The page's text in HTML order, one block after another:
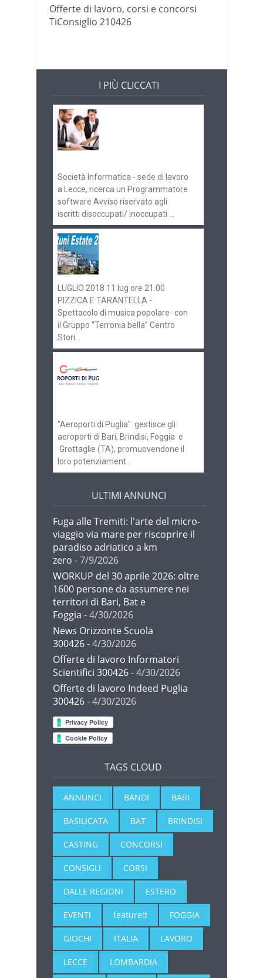
Offerte di lavoro, corsi e concorsi
TiConsiglio 210426
I PIÙ CLICCATI
Società Informatica - sede di lavoro
a Lecce, ricerca un Programmatore
software Avviso riservato agli
iscritti disoccupati/ inoccupati ...
LUGLIO 2018 11 lug ore 21.00
PIZZICA E TARANTELLA -
Spettacolo di musica popolare- con
il Gruppo “Terronia bella” Centro
Stori...
"Aeroporti di Puglia" gestisce gli
aeroporti di Bari, Brindisi, Foggia e
Grottaglie (TA), promuovendone il
loro potenziament...
ULTIMI ANNUNCI
Fuga alle Tremiti: l'arte del micro-
viaggio via mare per riscoprire il
paradiso adriatico a km
zero - 7/9/2026
WORKUP del 30 aprile 2026: oltre
1600 persone da assumere nei
territori di Bari, Bat e
Foggia - 4/30/2026
News Orizzonte Scuola
300426- 4/30/2026
Offerte di lavoro Informatori
Scientifici 300426- 4/30/2026
Offerte di lavoro Indeed Puglia
300426- 4/30/2026
TAGS CLOUD
ANNUNCI BANDI BARI
BASILICATA BAT BRINDISI
CASTING CONCORSI
CONSIGLI CORSI
DALLE REGIONI ESTERO
EVENTI featured FOGGIA
GIOCHI ITALIA LAVORO
LECCE LOMBARDIA